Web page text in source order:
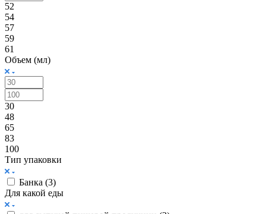
52
54
57
59
61
Объем (мл)
30
48
65
83
100
Тип упаковки
Банка (3)
Для какой еды